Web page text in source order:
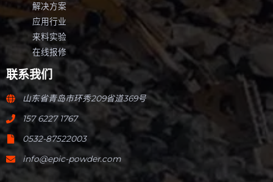
解决方案
应用行业
来料实验
在线报修
联系我们
山东省青岛市环秀209省道369号
157 6227 1767
0532-87522003
info@epic-powder.com